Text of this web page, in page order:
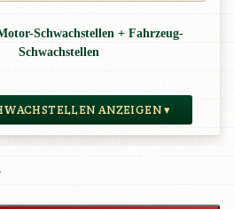
Schwachstellen + Fahrzeug-
Schwachstellen
ANZEIGEN ▾